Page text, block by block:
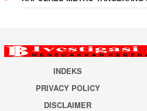
INDEKS
PRIVACY POLICY
DISCLAIMER